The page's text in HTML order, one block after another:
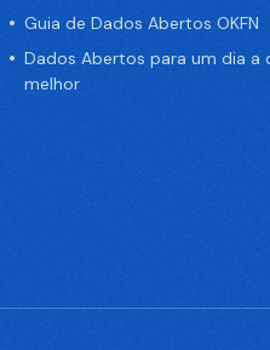
Guia de Dados Abertos OKFN
Dados Abertos para um dia a
melhor